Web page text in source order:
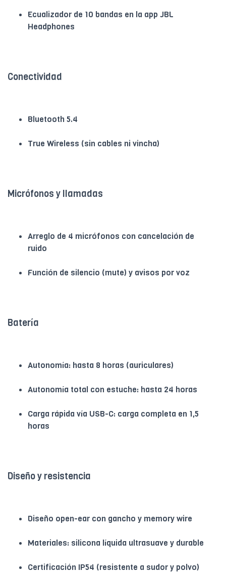
Ecualizador de 10 bandas en la app JBL
Headphones
Conectividad
Bluetooth 5.4
True Wireless (sin cables ni vincha)
Micrófonos y llamadas
Arreglo de 4 micrófonos con cancelación de
ruido
Función de silencio (mute) y avisos por voz
Batería
Autonomía: hasta 8 horas (auriculares)
Autonomía total con estuche: hasta 24 horas
Carga rápida vía USB-C: carga completa en 1,5
horas
Diseño y resistencia
Diseño open-ear con gancho y memory wire
Materiales: silicona líquida ultrasuave y durable
Certificación IP54 (resistente a sudor y polvo)